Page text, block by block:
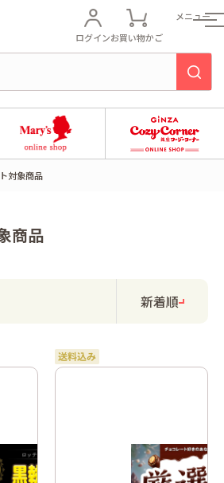
ログインお買い物かご
メニュー
対象商品
商品
新着順